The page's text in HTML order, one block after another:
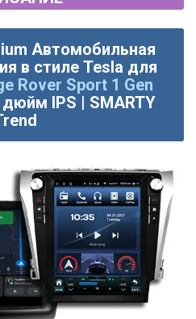
Автомобильная
в стиле Tesla для
Rover Sport 1 Gen
дюйм IPS | SMARTY